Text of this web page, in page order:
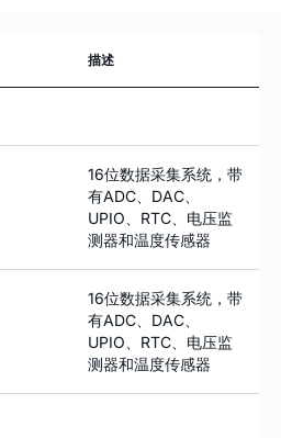
描述
16位数据采集系统，带
有ADC、DAC、
UPIO、RTC、电压监
测器和温度传感器
16位数据采集系统，带
有ADC、DAC、
UPIO、RTC、电压监
测器和温度传感器